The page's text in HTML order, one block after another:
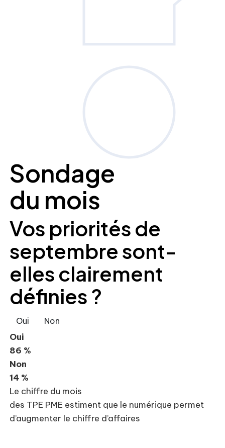
Sondage
du mois
Vos priorités de
septembre sont-
elles clairement
définies ?
Oui Non
Oui
86 %
Non
14 %
Le chiffre du mois
des TPE PME estiment que le numérique permet
d’augmenter le chiffre d’affaires